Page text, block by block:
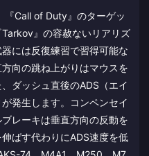
『Call of Duty』のターゲッ
』の容赦ないリアリズ
には反復練習で習得可能な
向の跳ね上がりはマウスを
ダッシュ直後のADS（エイ
発生します。コンペンセイ
レーキは垂直方向の反動を
ばす代わりにADS速度を低